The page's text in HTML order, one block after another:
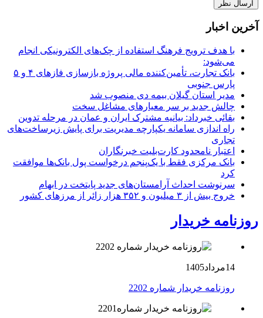
آخرین اخبار
با هدف ترویج فرهنگ استفاده از چک‌های الکترونیکی انجام
می‌شود:
بانک تجارت، تأمین‌کننده مالی پروژه بازسازی فازهای ۴ و ۵
پارس جنوبی
مدیر استان گیلان بیمه دی منصوب شد
چالش جدید بر سر معیارهای مشاغل سخت
بقائی خبرداد: بیانیه مشترک ایران و عمان در مرحله تدوین
راه اندازی سامانه یکپارچه مدیریت برای پایش زیرساخت‌های
تجاری
اعتبار نامحدود کارت‌بلیت خبرنگاران
بانک مرکزی فقط با یک‌‎پنجم درخواست پول بانک‌ها موافقت
کرد
سرنوشت احداث آرامستان‌های جدید پایتخت در ابهام
خروج بیش از ۳ میلیون و ۳۵۲ هزار زائر از مرزهای کشور
روزنامه خریدار
14مرداد1405
روزنامه خریدار شماره 2202